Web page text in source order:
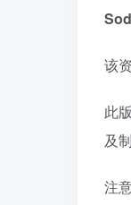
该
此
及
注